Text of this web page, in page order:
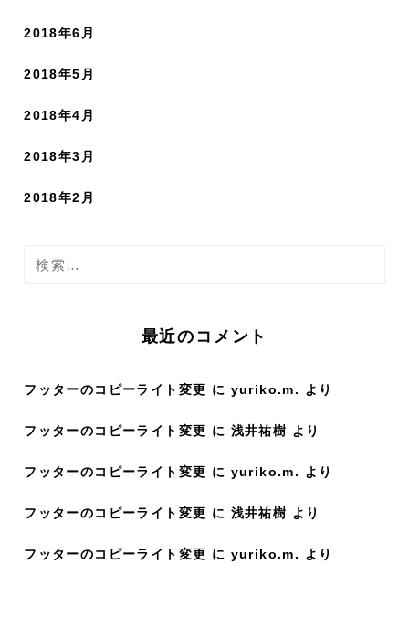
2018年6月
2018年5月
2018年4月
2018年3月
2018年2月
検
最近のコメント
フッターのコピーライト変更 に yuriko.m. より
フッターのコピーライト変更 に 浅井祐樹 より
フッターのコピーライト変更 に yuriko.m. より
フッターのコピーライト変更 に 浅井祐樹 より
フッターのコピーライト変更 に yuriko.m. より